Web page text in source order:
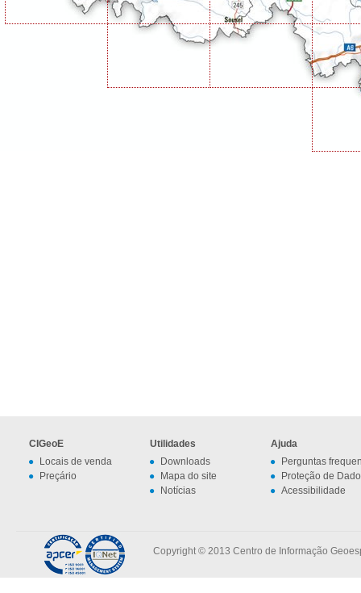
CIGeoE
Locais de venda
Preçário
Utilidades
Downloads
Mapa do site
Notícias
Ajuda
Perguntas
Proteção de
Acessibilidade
Copyright © 2013 Centro de Informação